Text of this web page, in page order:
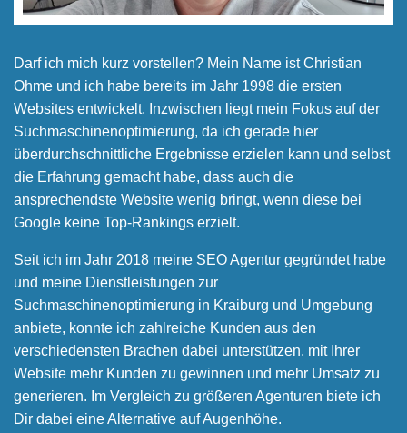
Darf ich mich kurz vorstellen? Mein Name ist Christian
Ohme und ich habe bereits im Jahr 1998 die ersten
Websites entwickelt. Inzwischen liegt mein Fokus auf der
Suchmaschinen­optimierung, da ich gerade hier
überdurchschnittliche Ergebnisse erzielen kann und selbst
die Erfahrung gemacht habe, dass auch die
ansprechendste Website wenig bringt, wenn diese bei
Google keine Top-Rankings erzielt.
Seit ich im Jahr 2018 meine SEO Agentur gegründet habe
und meine Dienstleistungen zur
Suchmaschinenoptimierung in Kraiburg und Umgebung
anbiete, konnte ich zahlreiche Kunden aus den
verschiedensten Brachen dabei unterstützen, mit Ihrer
Website mehr Kunden zu gewinnen und mehr Umsatz zu
generieren. Im Vergleich zu größeren Agenturen biete ich
Dir dabei eine Alternative auf Augenhöhe.